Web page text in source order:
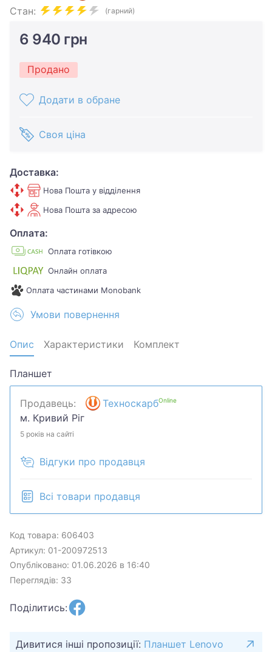
Стан: (гарний)
6 940 грн
Продано
Додати в обране
Своя ціна
Доставка:
Нова Пошта у відділення
Нова Пошта за адресою
Оплата:
Оплата готівкою
Онлайн оплата
Оплата частинами Monobank
Умови повернення
Опис Характеристики Комплект
Планшет
Продавець: ТехноскарбOnline
м. Кривий Ріг
5 років на сайті
Відгуки про продавця
Всі товари продавця
Код товара: 606403
Артикул: 01-200972513
Опубліковано: 01.06.2026 в 16:40
Переглядів: 33
Поділитись:
Дивитися інші пропозиції: Планшет Lenovo